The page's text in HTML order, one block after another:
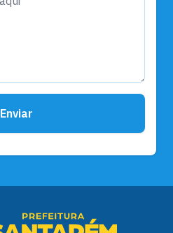
Enviar